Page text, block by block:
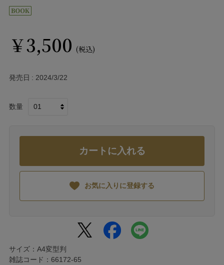
￥3,500 (税込)
発売日 2024/3/22
数量
カートに入れる
お気に入りに登録する
サイズ：A4変型判
雑誌コード：66172-65